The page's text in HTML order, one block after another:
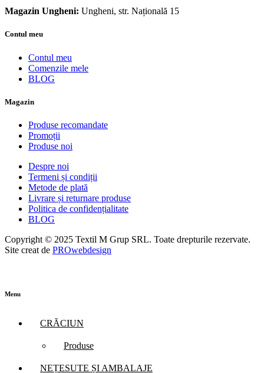
Magazin Ungheni: Ungheni, str. Națională 15
Contul meu
Contul meu
Comenzile mele
BLOG
Magazin
Produse recomandate
Promoții
Produse noi
Despre noi
Termeni și condiții
Metode de plată
Livrare și returnare produse
Politica de confidențialitate
BLOG
Copyright © 2025 Textil M Grup SRL. Toate drepturile rezervate.
Site creat de PROwebdesign
Menu
CRĂCIUN
Produse
NEȚESUTE ȘI AMBALAJE